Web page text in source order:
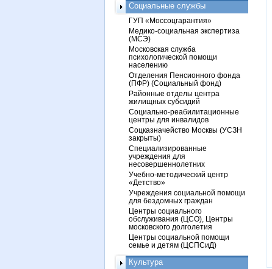
Социальные службы
ГУП «Моссоцгарантия»
Медико-социальная экспертиза
(МСЭ)
Московская служба
психологической помощи
населению
Отделения Пенсионного фонда
(ПФР) (Социальный фонд)
Районные отделы центра
жилищных субсидий
Социально-реабилитационные
центры для инвалидов
Соцказначейство Москвы (УСЗН
закрыты)
Специализированные
учреждения для
несовершеннолетних
Учебно-методический центр
«Детство»
Учреждения социальной помощи
для бездомных граждан
Центры социального
обслуживания (ЦСО), Центры
московского долголетия
Центры социальной помощи
семье и детям (ЦСПСиД)
Культура